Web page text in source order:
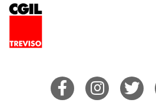
PENSIONATI